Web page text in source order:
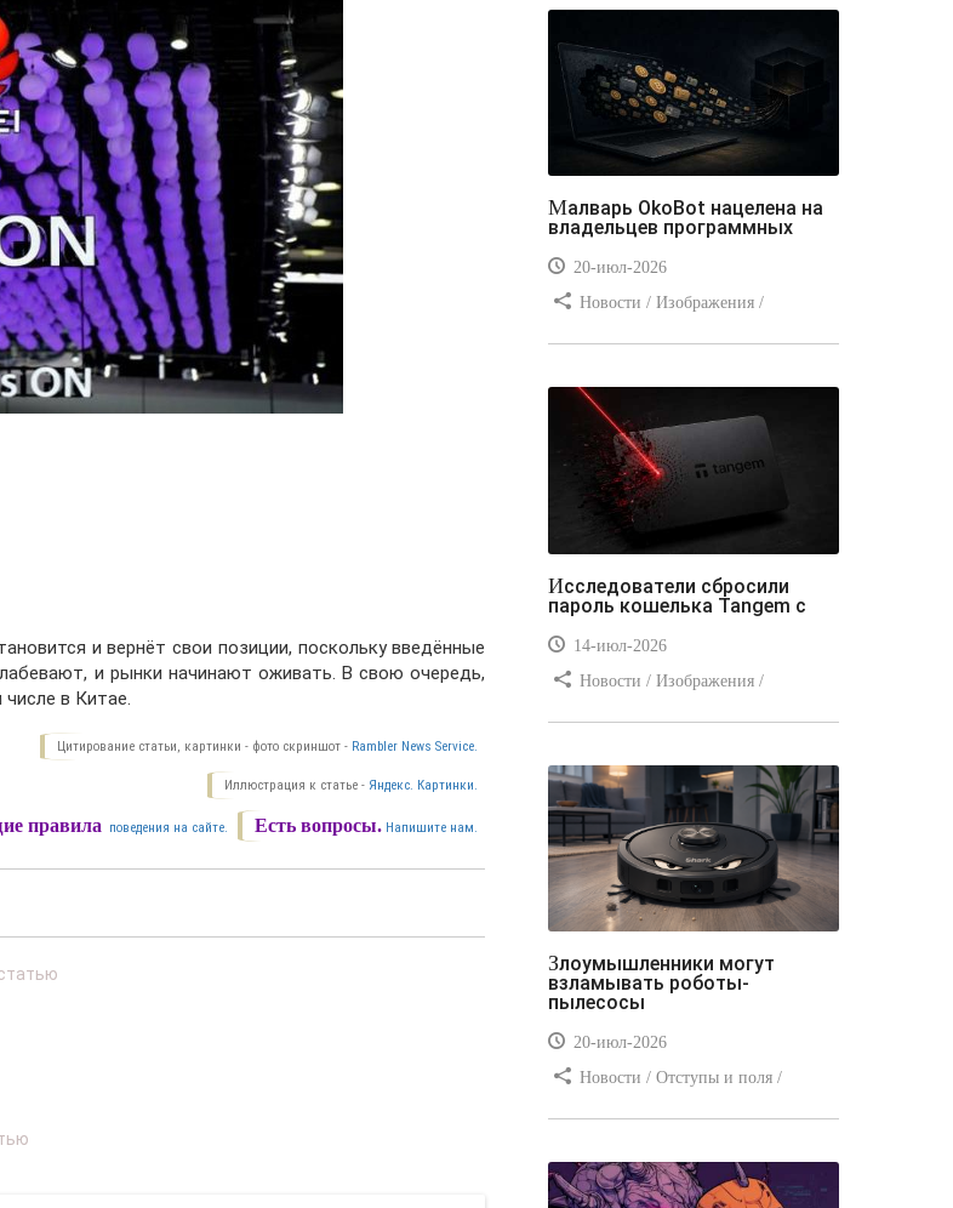
и вернёт свои позиции, поскольку введённые
и рынки начинают оживать. В свою очередь,
в Китае.
Цитирование статьи, картинки - фото скриншот - Rambler News Service.
Иллюстрация к статье - Яндекс. Картинки.
Есть вопросы. Напишите нам.
правила поведения на сайте.
Малварь OkoBot нацелена на
владельцев программных
20-июл-2026
Новости / Изображения /
Самоучитель CSS / Линии и рамки /
Видео уроки / Заработок
Исследователи сбросили
пароль кошелька Tangem с
14-июл-2026
Новости / Изображения /
/ Вёрстка / Видео уроки
Злоумышленники могут
взламывать роботы-
пылесосы
20-июл-2026
Новости / Отступы и поля /
/ Текст / Цвет / Видео уроки